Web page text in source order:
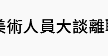
人員大談